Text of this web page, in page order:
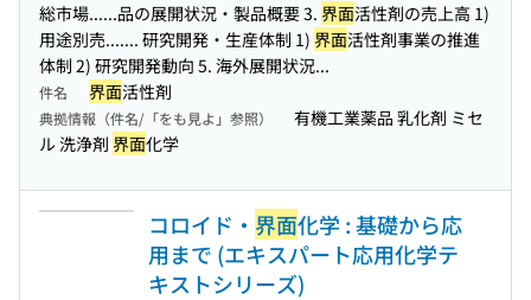
総市場......品の展開状況・製品概要 3. 界面活性剤の売上高 1)
用途別売....... 研究開発・生産体制 1) 界面活性剤事業の推進
体制 2) 研究開発動向 5. 海外展開状況...
件名 界面活性剤
典拠情報（件名/「をも見よ」参照）
有機工業薬品 乳化剤 ミセ
ル 洗浄剤 界面化学
コロイド・ 界面化学 : 基礎から応
用まで (エキスパート応用化学テ
キストシリーズ)